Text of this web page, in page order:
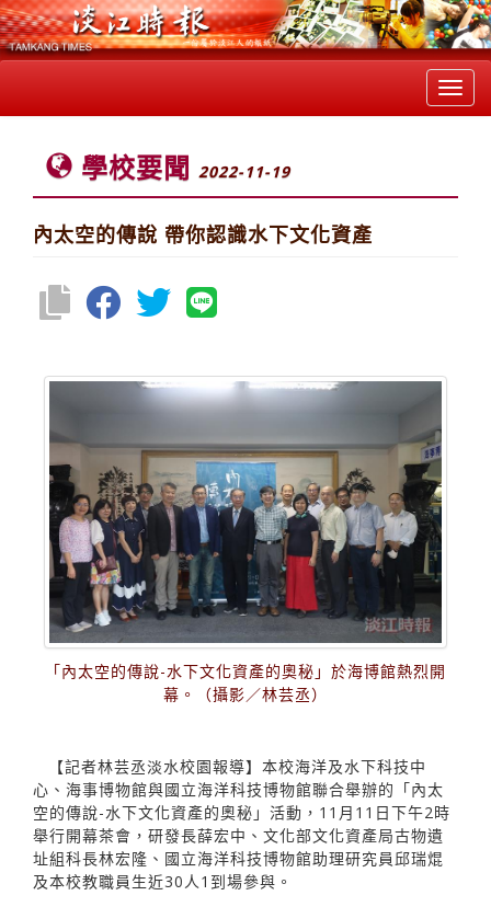
學校要聞 2022-11-19
內太空的傳說 帶你認識水下文化資產
「內太空的傳說-水下文化資產的奧秘」於海博館熱烈開
幕。（攝影／林芸丞）
【記者林芸丞淡水校園報導】本校海洋及水下科技中
心、海事博物館與國立海洋科技博物館聯合舉辦的「內太
空的傳說-水下文化資產的奧秘」活動，11月11日下午2時
舉行開幕茶會，研發長薛宏中、文化部文化資產局古物遺
址組科長林宏隆、國立海洋科技博物館助理研究員邱瑞焜
及本校教職員生近30人1到場參與。